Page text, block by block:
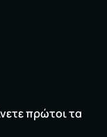
πρώτοι τα